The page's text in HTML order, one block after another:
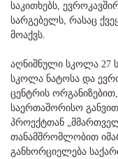
საკითხებს,
სარგებელს, რასაც
მოაქვს.
აღნიშნული სკოლა 27
სკოლა ნატოსა და
ცენტრის
საერთაშორისო
პროექტთან
თანამშრომლობით
განხორციელება